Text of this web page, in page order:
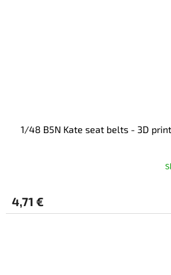
1/48 B5N Kate seat belts - 3D
4,71 €